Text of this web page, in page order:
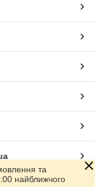
та
найближчого